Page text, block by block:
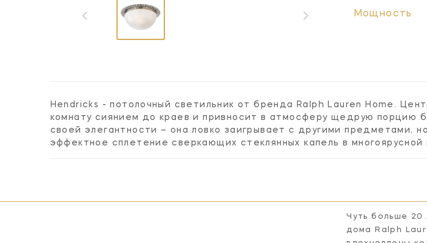
Мощность
Hendricks - потолочный светильник от бренда Ralph Lauren Home.
комнату сиянием до краев и привносит в атмосферу щедрую порцию
своей элегантности – она ловко заигрывает с другими предметами,
эффектное сплетение сверкающих стеклянных капель в многоярусной
Чуть больше 20
дома Ralph